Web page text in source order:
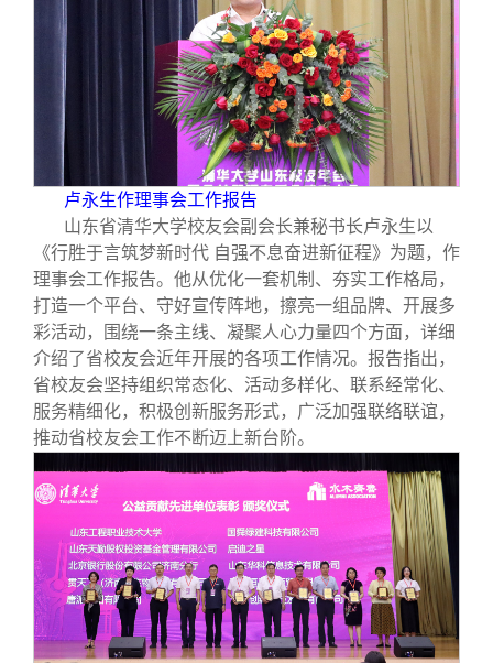
卢永生作理事会工作报告
山东省清华大学校友会副会长兼秘书长卢永生以
《行胜于言筑梦新时代 自强不息奋进新征程》为题，作
理事会工作报告。他从优化一套机制、夯实工作格局，
打造一个平台、守好宣传阵地，擦亮一组品牌、开展多
彩活动，围绕一条主线、凝聚人心力量四个方面，详细
介绍了省校友会近年开展的各项工作情况。报告指出，
省校友会坚持组织常态化、活动多样化、联系经常化、
服务精细化，积极创新服务形式，广泛加强联络联谊，
推动省校友会工作不断迈上新台阶。